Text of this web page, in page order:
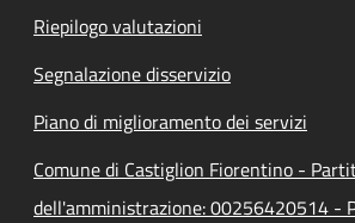
Riepilogo valutazioni
Segnalazione disservizio
Piano di miglioramento dei servizi
Comune di Castiglion Fiorentino -
dell'amministrazione: 00256420514 -